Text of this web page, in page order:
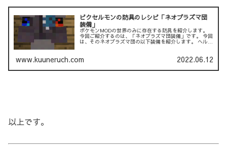
ピクセルモンの防具のレシピ「ネオプラズマ団
装備」
ポケモンMODの世界のみに存在する防具を紹介します。
今回ご紹介するのは、「ネオプラズマ団装備」です。 今回
は、そのネオプラズマ団の以下装備を紹介します。 ヘルメ
www.kuuneruch.com 2022.06.12
以上です。